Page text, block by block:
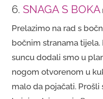
6. SNAGA S BOKA
Prelazimo na rad s
bočnim stranama
suncu dodali smo u
nogom otvorenom u
malo da pojačati. Prošli